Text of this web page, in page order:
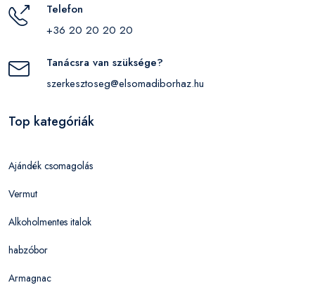
Telefon
+36 20 20 20 20
Tanácsra van szüksége?
szerkesztoseg@elsomadiborhaz.hu
Top kategóriák
Ajándék csomagolás
Vermut
Alkoholmentes italok
habzóbor
Armagnac